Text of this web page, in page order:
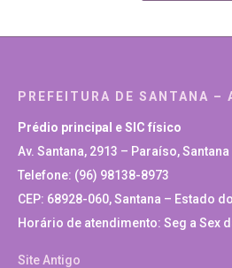
PREFEITURA DE SANTANA –
Prédio principal e SIC físico
Av. Santana, 2913 – Paraíso, Santana
Telefone: (96) 98138-8973
CEP: 68928-060, Santana – Estado
Horário de atendimento: Seg a Sex
Site Antigo